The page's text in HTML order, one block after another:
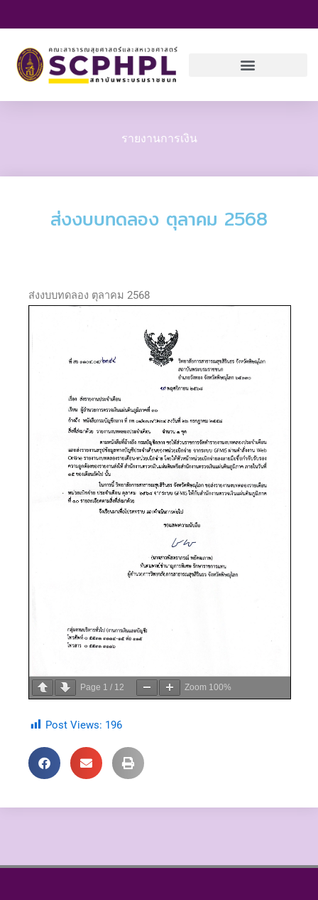
รายงานการเงิน
ส่งงบบทดลอง ตุลาคม 2568
ส่งงบบทดลอง ตุลาคม 2568
Page 1 / 12 Zoom 100%
Post Views: 196